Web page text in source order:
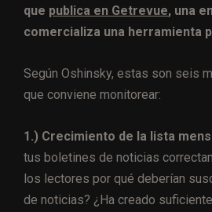
que publica en Getrevue, una
comercializa una herramienta
Según Oshinsky, estas son seis
que conviene monitorear:
1.) Crecimiento de la lista
tus boletines de noticias
los lectores por qué deberían
de noticias? ¿Ha creado